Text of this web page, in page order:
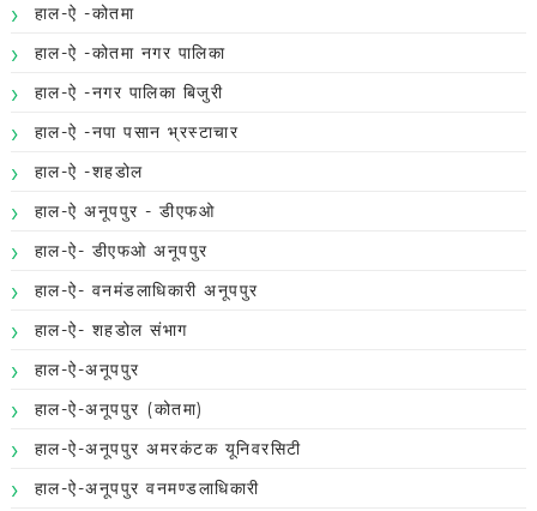
हाल-ऐ -कोतमा
हाल-ऐ -कोतमा नगर पालिका
हाल-ऐ -नगर पालिका बिजुरी
हाल-ऐ -नपा पसान भ्रस्टाचार
हाल-ऐ -शहडोल
हाल-ऐ अनूपपुर - डीएफओ
हाल-ऐ- डीएफओ अनूपपुर
हाल-ऐ- वनमंडलाधिकारी अनूपपुर
हाल-ऐ- शहडोल संभाग
हाल-ऐ-अनूपपुर
हाल-ऐ-अनूपपुर (कोतमा)
हाल-ऐ-अनूपपुर अमरकंटक यूनिवरसिटी
हाल-ऐ-अनूपपुर वनमण्डलाधिकारी